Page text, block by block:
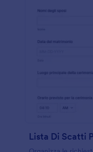
Lista Di Scatti